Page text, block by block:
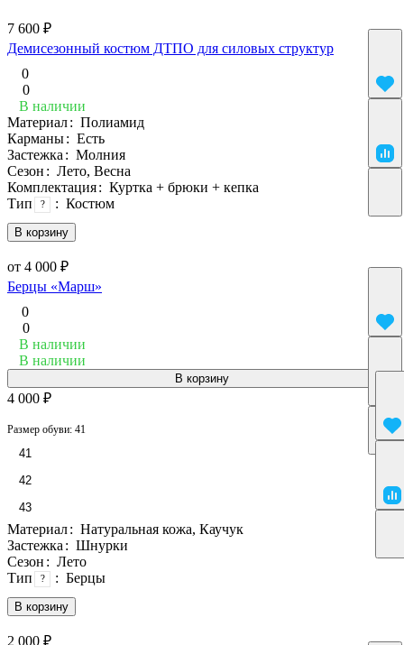
7 600 ₽
Демисезонный костюм ДТПО для силовых структур
0
0
В наличии
В корзину
Материал: Полиамид
Карманы: Есть
Застежка : Молния
Сезон : Лето, Весна
Комплектация: Куртка + брюки + кепка
Тип
? : Костюм
от 4 000 ₽
Берцы «Марш»
0
0
В наличии
В корзину
В наличии
В корзину
4 000 ₽
Размер обуви: 41
41
42
43
Материал: Натуральная кожа, Каучук
Застежка : Шнурки
Сезон : Лето
Тип
? : Берцы
2 000 ₽